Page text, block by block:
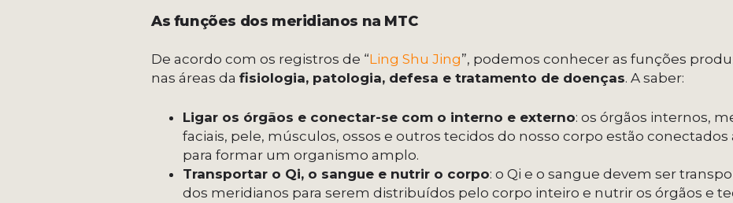
As funções dos meridianos na MTC
De acordo com os registros de “Ling Shu Jing”, podemos conhecer as funções
nas áreas da fisiologia, patologia, defesa e tratamento de doenças. A saber:
Ligar os órgãos e conectar-se com o interno e externo: os órgãos internos,
faciais, pele, músculos, ossos e outros tecidos do nosso corpo estão
para formar um organismo amplo.
Transportar o Qi, o sangue e nutrir o corpo: o Qi e o sangue devem ser
dos meridianos para serem distribuídos pelo corpo inteiro e nutrir os órgãos e